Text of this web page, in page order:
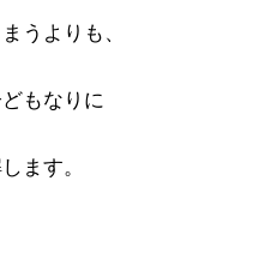
うよりも、
もなりに
ます。